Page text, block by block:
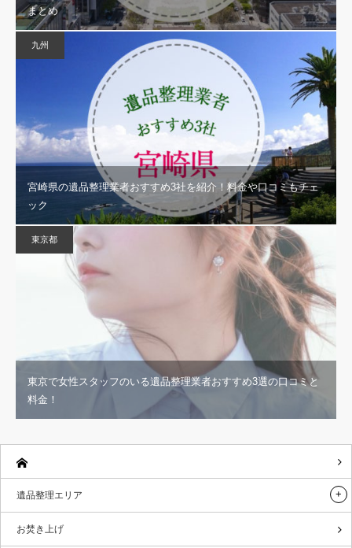
まとめ
九州
宮崎県の遺品整理業者おすすめ3社を紹介！料金や口コミもチェ
ック
東京都
東京で女性スタッフのいる遺品整理業者おすすめ3選の口コミと
料金！
遺品整理エリア
お焚き上げ